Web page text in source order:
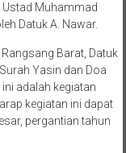
Muhammad
Datuk A. Nawar.
Barat, Datuk
Yasin dan Doa
adalah kegiatan
kegiatan ini dapat
pergantian tahun